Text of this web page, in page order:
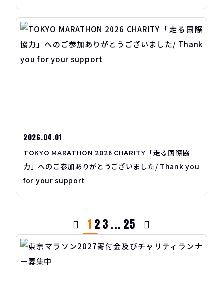
2026.04.01
TOKYO MARATHON 2026 CHARITY「走る国際協
力」へのご参加ありがとうございました/ Thank you
for your support
1 23 ... 25